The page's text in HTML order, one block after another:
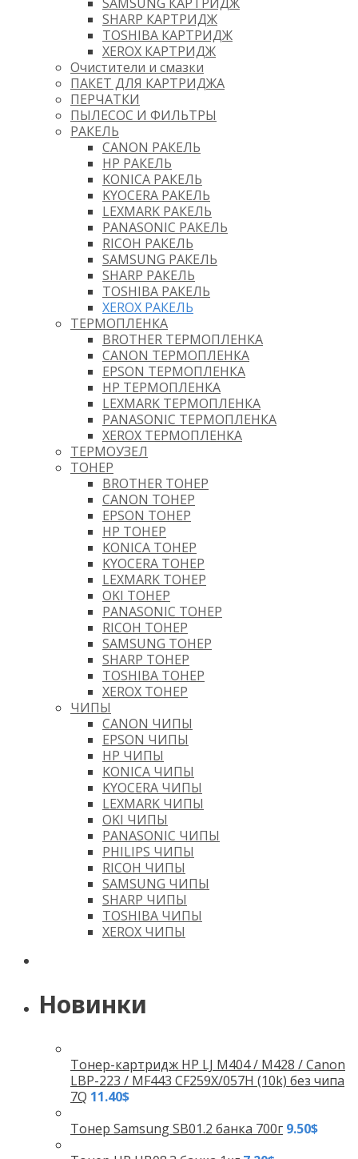
SHARP КАРТРИДЖ
TOSHIBA КАРТРИДЖ
XEROX КАРТРИДЖ
Очистители и смазки
ПАКЕТ ДЛЯ КАРТРИДЖА
ПЕРЧАТКИ
ПЫЛЕСОС И ФИЛЬТРЫ
РАКЕЛЬ
CANON РАКЕЛЬ
HP РАКЕЛЬ
KONICA РАКЕЛЬ
KYOCERA РАКЕЛЬ
LEXMARK РАКЕЛЬ
PANASONIC РАКЕЛЬ
RICOH РАКЕЛЬ
SAMSUNG РАКЕЛЬ
SHARP РАКЕЛЬ
TOSHIBA РАКЕЛЬ
XEROX РАКЕЛЬ
ТЕРМОПЛЕНКА
BROTHER ТЕРМОПЛЕНКА
CANON ТЕРМОПЛЕНКА
EPSON ТЕРМОПЛЕНКА
HP ТЕРМОПЛЕНКА
LEXMARK ТЕРМОПЛЕНКА
PANASONIC ТЕРМОПЛЕНКА
XEROX ТЕРМОПЛЕНКА
ТЕРМОУЗЕЛ
ТОНЕР
BROTHER ТОНЕР
CANON ТОНЕР
EPSON ТОНЕР
HP ТОНЕР
KONICA ТОНЕР
KYOCERA ТОНЕР
LEXMARK ТОНЕР
OKI ТОНЕР
PANASONIC ТОНЕР
RICOH ТОНЕР
SAMSUNG ТОНЕР
SHARP ТОНЕР
TOSHIBA ТОНЕР
XEROX ТОНЕР
ЧИПЫ
CANON ЧИПЫ
EPSON ЧИПЫ
HP ЧИПЫ
KONICA ЧИПЫ
KYOCERA ЧИПЫ
LEXMARK ЧИПЫ
OKI ЧИПЫ
PANASONIC ЧИПЫ
PHILIPS ЧИПЫ
RICOH ЧИПЫ
SAMSUNG ЧИПЫ
SHARP ЧИПЫ
TOSHIBA ЧИПЫ
XEROX ЧИПЫ
Новинки
Тонер-картридж HP LJ M404 / M428 / Canon
LBP-223 / MF443 CF259X/057H (10k) без чипа
7Q 11.40$
Тонер Samsung SB01.2 банка 700г 9.50$